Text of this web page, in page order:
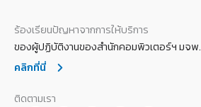
ร้องเรียนปัญหาจากการให้บริการ
ของผู้ปฏิบัติงานของสำนักคอมพิวเตอร์ฯ มจพ.
คลิกที่นี่
ติดตามเรา